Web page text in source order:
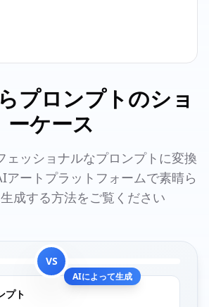
プロンプトのショ
ーケース
ェッショナルなプロンプトに変換
アートプラットフォームで素晴ら
成する方法をご覧ください
AIによって生成
VS
プト